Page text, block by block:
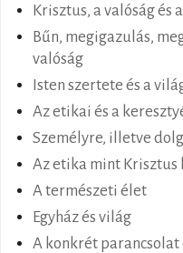
Krisztus, a valóság és
Bűn, megigazulás,
valóság
Isten szertete és a
Az etikai és a
Személyre, illetve
Az etika mint Krisztus
A természeti élet
Egyház és világ
A konkrét